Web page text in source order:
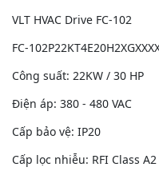
VLT HVAC Drive FC-102
FC-
Công suất: 22KW / 30 HP
Điện áp: 380 - 480 VAC
Cấp bảo vệ: IP20
Cấp lọc nhiễu: RFI Class A2